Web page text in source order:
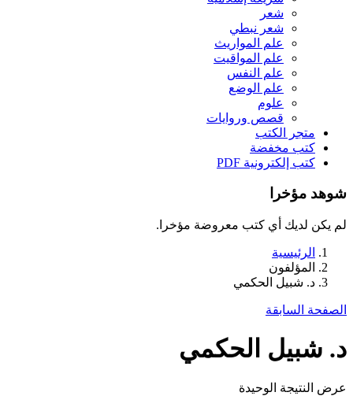
شعر
شعر نبطي
علم المواريث
علم المواقيت
علم النفس
علم الوضع
علوم
قصص وروايات
متجر الكتب
كتب مخفضة
كتب إلكترونية PDF
شوهد مؤخرا
لم يكن لديك أي كتب معروضة مؤخرا.
الرئيسية
المؤلفون
د. شبيل الحكمي
الصفحة السابقة
د. شبيل الحكمي
عرض النتيجة الوحيدة